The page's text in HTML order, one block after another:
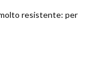
resistente: per